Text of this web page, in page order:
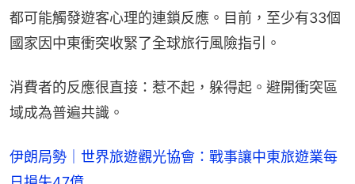
都可能觸發遊客心理的連鎖反應。目前，至少有33個
國家因中東衝突收緊了全球旅行風險指引。
消費者的反應很直接：惹不起，躲得起。避開衝突區
域成為普遍共識。
伊朗局勢｜世界旅遊觀光協會：戰事讓中東旅遊業每